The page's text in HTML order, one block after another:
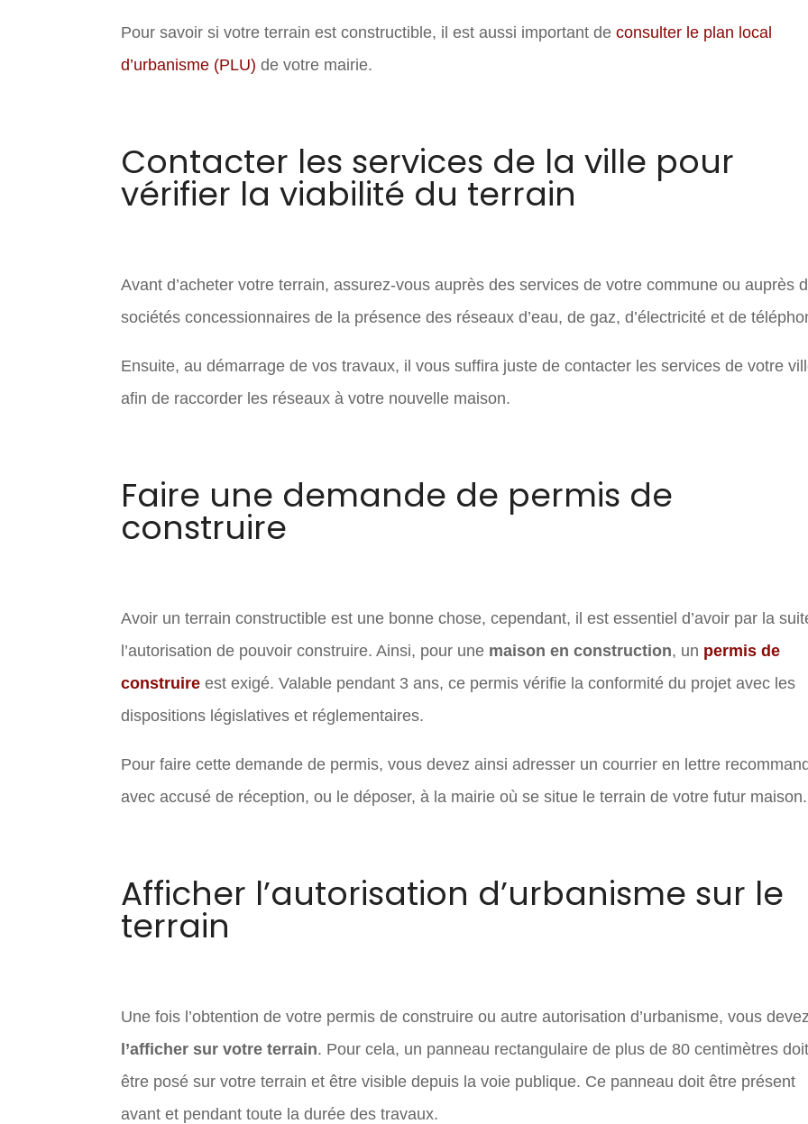
Pour savoir si votre terrain est constructible, il est aussi important de consulter le plan local
d’urbanisme (PLU) de votre mairie.
Contacter les services de la ville pour
vérifier la viabilité du terrain
Avant d’acheter votre terrain, assurez-vous auprès des services de votre commune ou auprès
sociétés concessionnaires de la présence des réseaux d’eau, de gaz, d’électricité et de
Ensuite, au démarrage de vos travaux, il vous suffira juste de contacter les services de votre
afin de raccorder les réseaux à votre nouvelle maison.
Faire une demande de permis de
construire
Avoir un terrain constructible est une bonne chose, cependant, il est essentiel d’avoir par la
l’autorisation de pouvoir construire. Ainsi, pour une maison en construction, un permis de
construire est exigé. Valable pendant 3 ans, ce permis vérifie la conformité du projet avec les
dispositions législatives et réglementaires.
Pour faire cette demande de permis, vous devez ainsi adresser un courrier en lettre
avec accusé de réception, ou le déposer, à la mairie où se situe le terrain de votre futur maison.
Afficher l’autorisation d’urbanisme sur le
terrain
Une fois l’obtention de votre permis de construire ou autre autorisation d’urbanisme, vous
l’afficher sur votre terrain. Pour cela, un panneau rectangulaire de plus de 80 centimètres
être posé sur votre terrain et être visible depuis la voie publique. Ce panneau doit être présent
avant et pendant toute la durée des travaux.